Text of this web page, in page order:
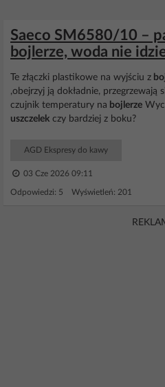
Saeco SM6580/10 –
bojlerze, woda nie
Te złączki plastikowe na wyjściu z
,obejrzyj ją dokładnie, przegrzewają
czujnik temperatury na bojlerze
uszczelek czy bardziej z boku?
AGD Ekspresy do kawy
03 Cze 2026 09:11
Odpowiedzi: 5 Wyświetleń: 201